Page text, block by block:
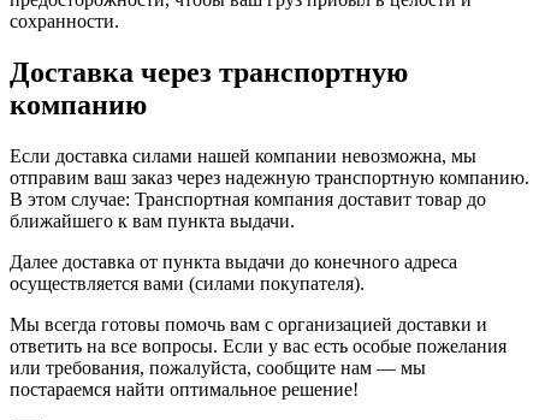
сохранности.
Доставка через транспортную
компанию
Если доставка силами нашей компании невозможна, мы
отправим ваш заказ через надежную транспортную компанию.
В этом случае: Транспортная компания доставит товар до
ближайшего к вам пункта выдачи.
Далее доставка от пункта выдачи до конечного адреса
осуществляется вами (силами покупателя).
Мы всегда готовы помочь вам с организацией доставки и
ответить на все вопросы. Если у вас есть особые пожелания
или требования, пожалуйста, сообщите нам — мы
постараемся найти оптимальное решение!